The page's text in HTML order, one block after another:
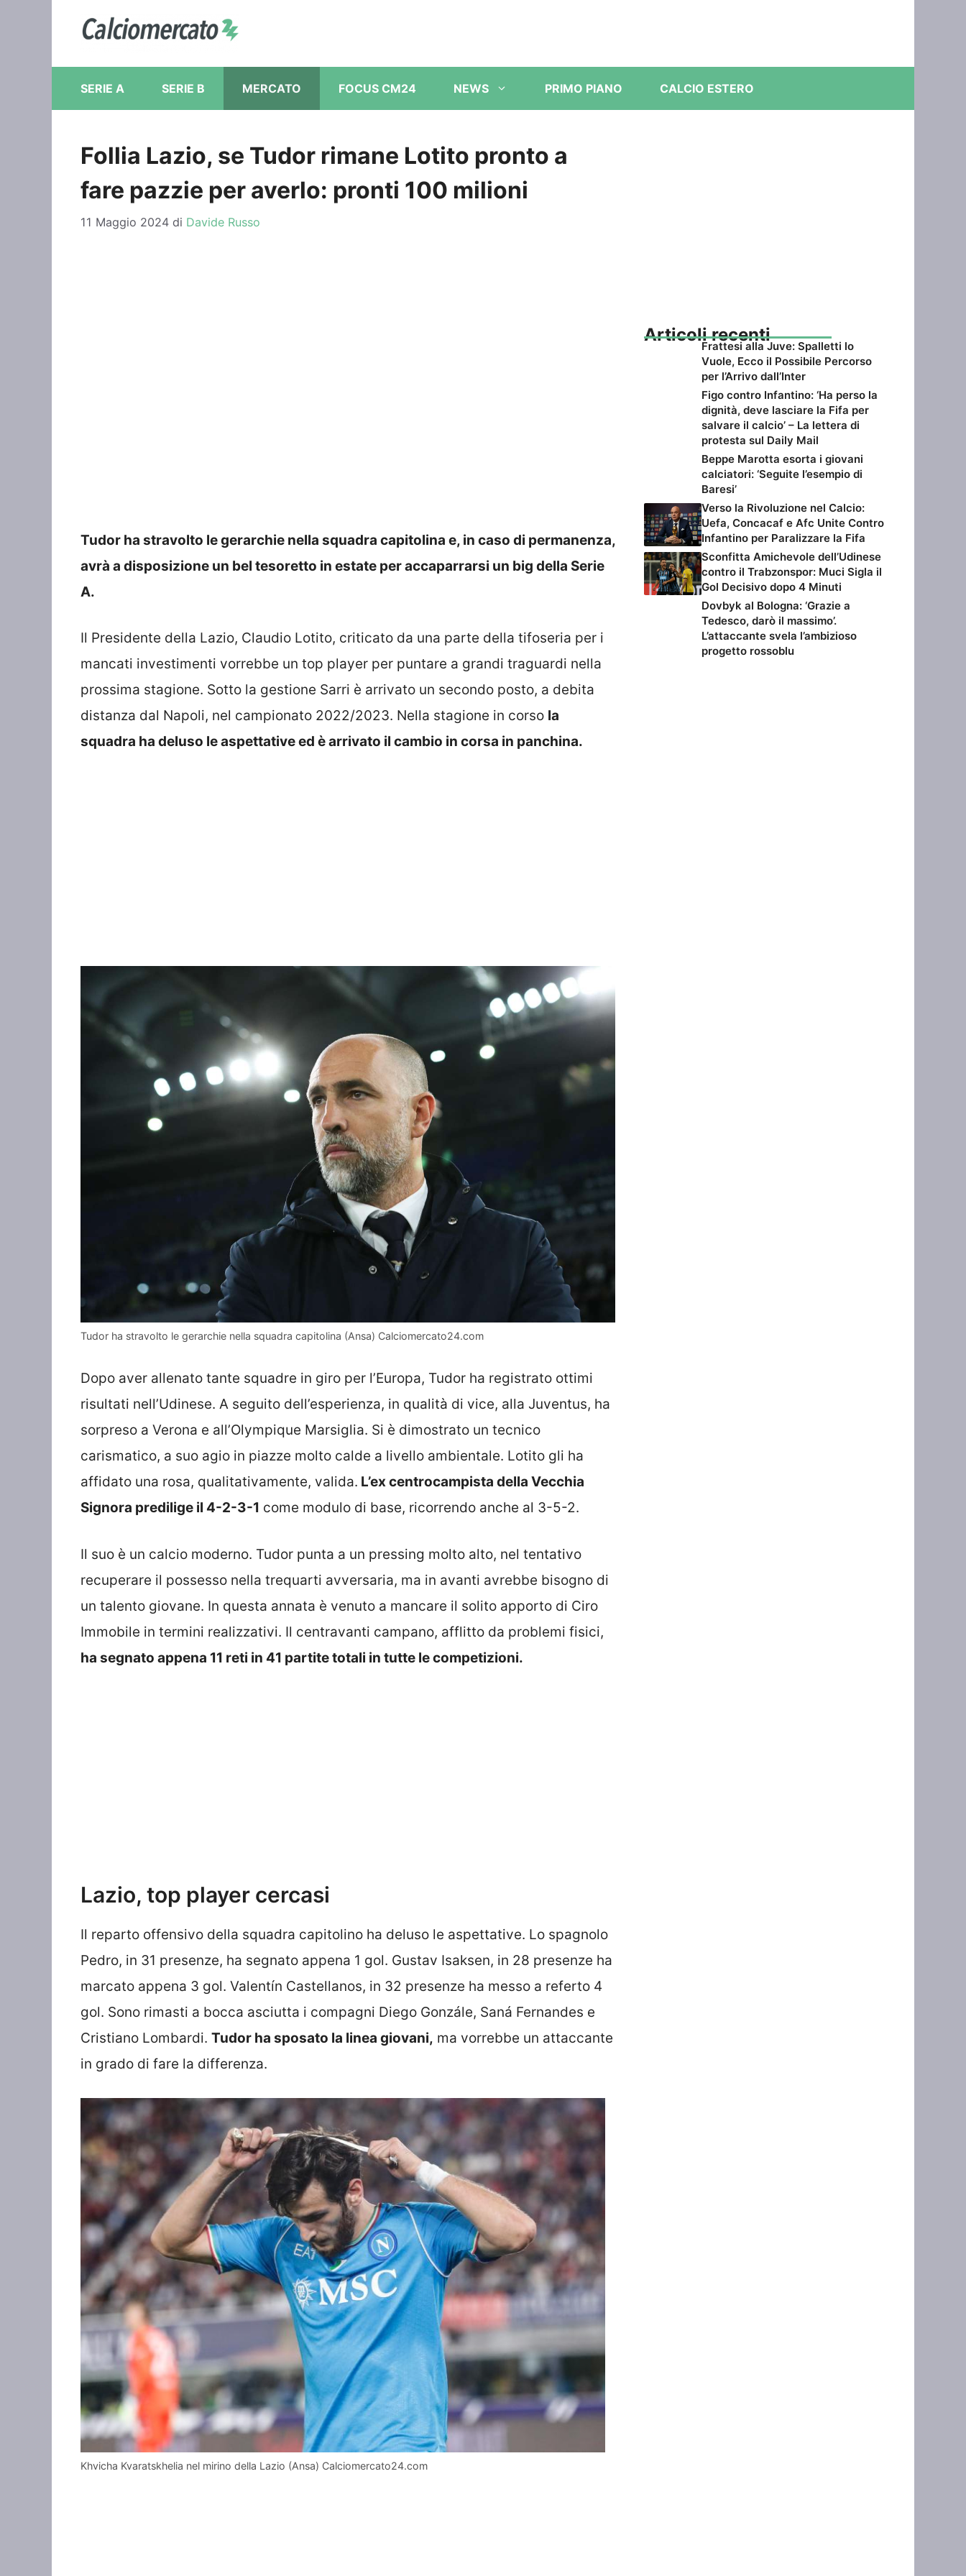
contenuto
SERIE A SERIE B MERCATO FOCUS CM24 NEWS PRIMO PIANO CALCIO ESTERO
Follia Lazio, se Tudor rimane Lotito pronto a
fare pazzie per averlo: pronti 100 milioni
11 Maggio 2024 di Davide Russo
Tudor ha stravolto le gerarchie nella squadra capitolina e, in caso di permanenza,
avrà a disposizione un bel tesoretto in estate per accaparrarsi un big della Serie
A.
Il Presidente della Lazio, Claudio Lotito, criticato da una parte della tifoseria per i
mancati investimenti vorrebbe un top player per puntare a grandi traguardi nella
prossima stagione. Sotto la gestione Sarri è arrivato un secondo posto, a debita
distanza dal Napoli, nel campionato 2022/2023. Nella stagione in corso la
squadra ha deluso le aspettative ed è arrivato il cambio in corsa in panchina.
Tudor ha stravolto le gerarchie nella squadra capitolina (Ansa) Calciomercato24.com
Dopo aver allenato tante squadre in giro per l’Europa, Tudor ha registrato ottimi
risultati nell’Udinese. A seguito dell’esperienza, in qualità di vice, alla Juventus, ha
sorpreso a Verona e all’Olympique Marsiglia. Si è dimostrato un tecnico
carismatico, a suo agio in piazze molto calde a livello ambientale. Lotito gli ha
affidato una rosa, qualitativamente, valida. L’ex centrocampista della Vecchia
Signora predilige il 4-2-3-1 come modulo di base, ricorrendo anche al 3-5-2.
Il suo è un calcio moderno. Tudor punta a un pressing molto alto, nel tentativo
recuperare il possesso nella trequarti avversaria, ma in avanti avrebbe bisogno di
un talento giovane. In questa annata è venuto a mancare il solito apporto di Ciro
Immobile in termini realizzativi. Il centravanti campano, afflitto da problemi fisici,
ha segnato appena 11 reti in 41 partite totali in tutte le competizioni.
Lazio, top player cercasi
Il reparto offensivo della squadra capitolino ha deluso le aspettative. Lo spagnolo
Pedro, in 31 presenze, ha segnato appena 1 gol. Gustav Isaksen, in 28 presenze ha
marcato appena 3 gol. Valentín Castellanos, in 32 presenze ha messo a referto 4
gol. Sono rimasti a bocca asciutta i compagni Diego Gonzále, Saná Fernandes e
Cristiano Lombardi. Tudor ha sposato la linea giovani, ma vorrebbe un attaccante
in grado di fare la differenza.
Khvicha Kvaratskhelia nel mirino della Lazio (Ansa) Calciomercato24.com
Articoli recenti
Frattesi alla Juve: Spalletti lo
Vuole, Ecco il Possibile Percorso
per l’Arrivo dall’Inter
Figo contro Infantino: ‘Ha perso la
dignità, deve lasciare la Fifa per
salvare il calcio’ – La lettera di
protesta sul Daily Mail
Beppe Marotta esorta i giovani
calciatori: ‘Seguite l’esempio di
Baresi’
Verso la Rivoluzione nel Calcio:
Uefa, Concacaf e Afc Unite Contro
Infantino per Paralizzare la Fifa
Sconfitta Amichevole dell’Udinese
contro il Trabzonspor: Muci Sigla il
Gol Decisivo dopo 4 Minuti
Dovbyk al Bologna: ‘Grazie a
Tedesco, darò il massimo’.
L’attaccante svela l’ambizioso
progetto rossoblu